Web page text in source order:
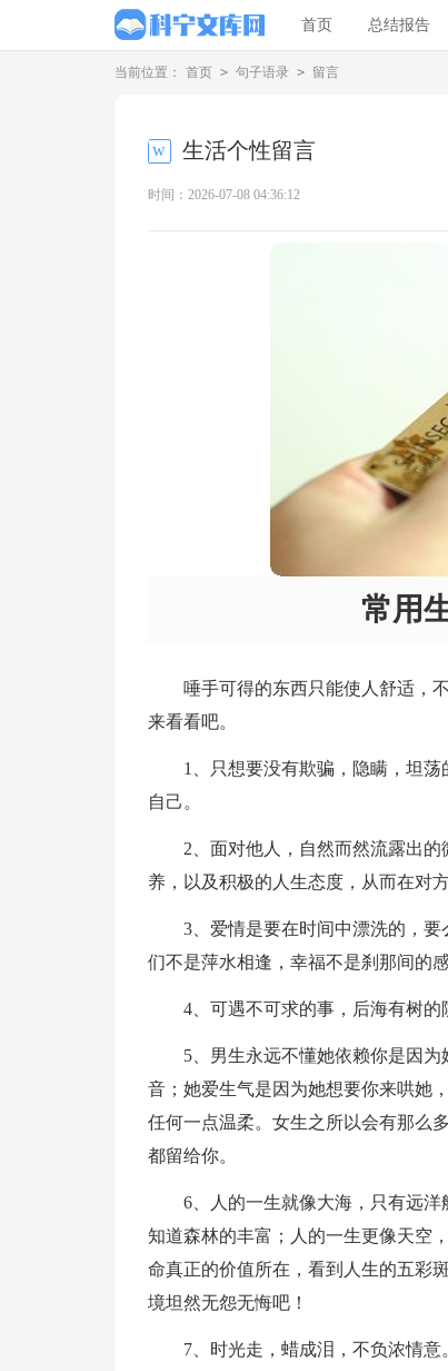
首页 总结报告
当前位置： 首页 > 句子语录 > 留言
生活个性留言
时间：2026-07-08 04:36:12
常用
唾手可得的东西只能使人舒适，
来看看吧。
1、只想要没有欺骗，隐瞒，坦
自己。
2、面对他人，自然而然流露出
养，以及积极的人生态度，从而在对
3、爱情是要在时间中漂洗的，
们不是萍水相逢，幸福不是刹那间的
4、可遇不可求的事，后海有树的
5、男生永远不懂她依赖你是因
音；她爱生气是因为她想要你来哄她
任何一点温柔。女生之所以会有那么
都留给你。
6、人的一生就像大海，只有远
知道森林的丰富；人的一生更像天空
命真正的价值所在，看到人生的五彩
境坦然无怨无悔吧！
7、时光走，蜡成泪，不负浓情